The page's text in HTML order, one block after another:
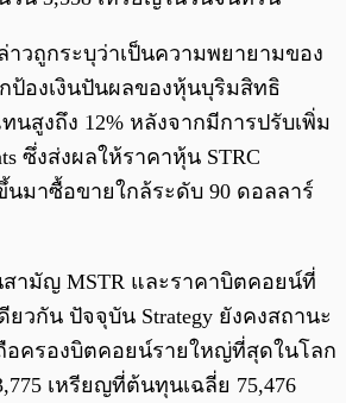
าวถูกระบุว่าเป็นความพยายามของ
ป้องเงินปันผลของหุ้นบุริมสิทธิ
นสูงถึง 12% หลังจากมีการปรับเพิ่ม
ซึ่งส่งผลให้ราคาหุ้น STRC
มาซื้อขายใกล้ระดับ 90 ดอลลาร์
ามัญ MSTR และราคาบิตคอยน์ที่
วกัน ปัจจุบัน Strategy ยังคงสถานะ
ครองบิตคอยน์รายใหญ่ที่สุดในโลก
เหรียญที่ต้นทุนเฉลี่ย 75,476